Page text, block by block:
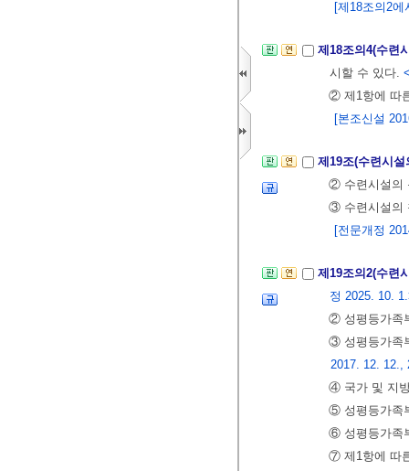
[제18조의2
제18조의4(수련
시할 수 있다.
② 제1항에 따
[본조신설
제19조(수련시
② 수련시설의
③ 수련시설의
[전문개정
제19조의2(수련
정 2025. 10.
② 성평등가족
③ 성평등가족
2017. 12. 12.,
④ 국가 및 지
⑤ 성평등가족
⑥ 성평등가족
⑦ 제1항에 따